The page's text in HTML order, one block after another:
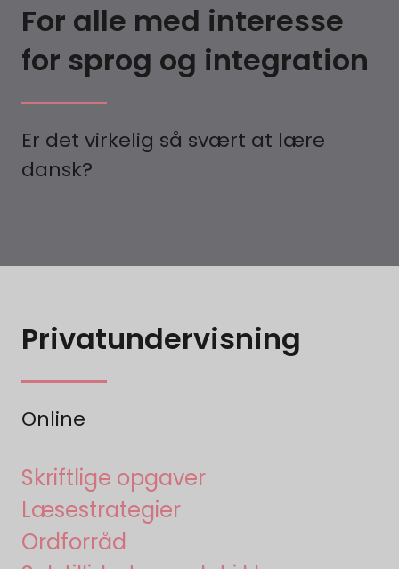
For alle med interesse
for sprog og integration
Er det virkelig så svært at lære
dansk?
Privatundervisning
Online
Skriftlige opgaver
Læsestrategier
Ordforråd